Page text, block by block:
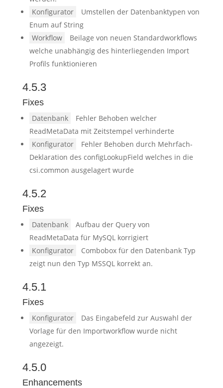
Konfigurator
Umstellen der Datenbanktypen von
Enum auf String
Workflow
Beilage von neuen Standardworkflows
welche unabhängig des hinterliegenden Import
Profils funktionieren
4.5.3
Fixes
Datenbank
Fehler Behoben welcher
ReadMetaData mit Zeitstempel verhinderte
Konfigurator
Fehler Behoben durch Mehrfach-
Deklaration des configLookupField welches in die
csi.common ausgelagert wurde
4.5.2
Fixes
Datenbank
Aufbau der Query von
ReadMetaData für MySQL korrigiert
Konfigurator
Combobox für den Datenbank Typ
zeigt nun den Typ MSSQL korrekt an.
4.5.1
Fixes
Konfigurator
Das Eingabefeld zur Auswahl der
Vorlage für den Importworkflow wurde nicht
angezeigt.
4.5.0
Enhancements